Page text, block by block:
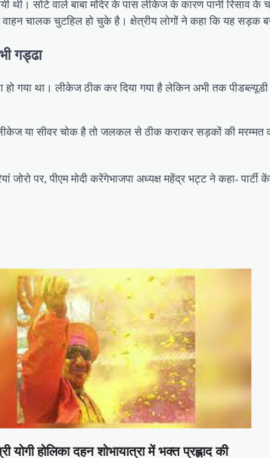
थी। सोटे वाले बाबा मंदिर के पास लीकेज के कारण पानी रिसाव
चालक चुटहिल हो चुके है। क्षेत्रीय लोगों ने कहा कि यह सड़क बन
गड्ढा
गया था। लीकेज ठीक कर दिया गया है लेकिन अभी तक
या सीवर चोक है तो जलकल से ठीक कराकर सड़कों की मरम्मत
जोरो पर, पीएम मोदी करेंगेभाजपा अध्यक्ष महेंद्र भट्ट ने कहा-
योगी होलिका दहन शोभायात्रा में भक्त प्रह्लाद की